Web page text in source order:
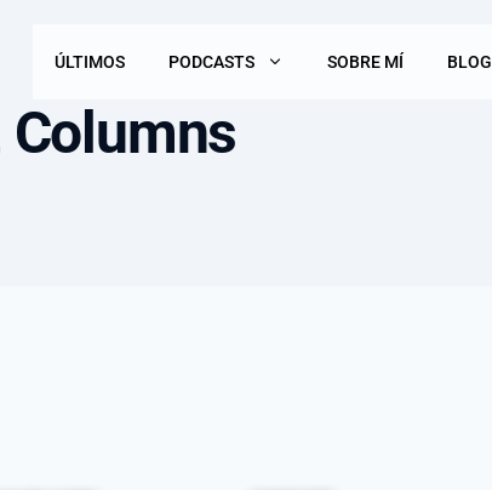
ÚLTIMOS PODCASTS SOBRE MÍ BLOG
Columns